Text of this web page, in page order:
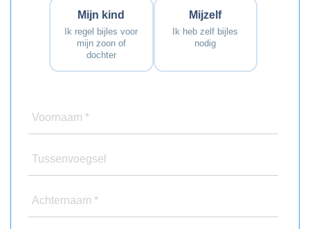
Mijn kind
Ik regel bijles voor
mijn zoon of
dochter
Mijzelf
Ik heb zelf bijles
nodig
Voornaam *
Tussenvoegsel
Achternaam *